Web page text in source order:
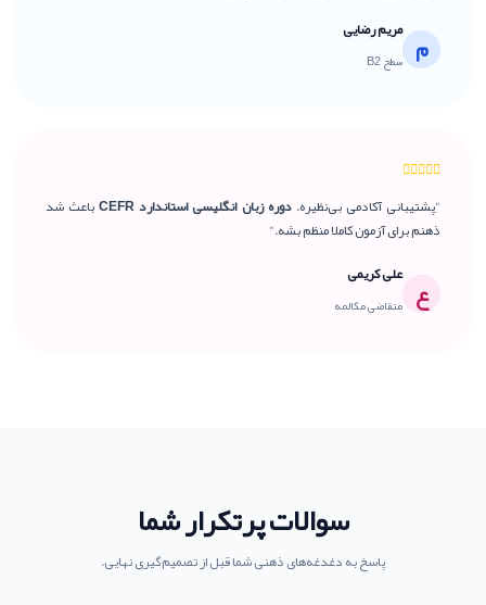
م مریم رضایی
سطح B2
"پشتیبانی آکادمی بی‌نظیره.دوره زبان انگلیسی استاندارد CEFR
باعث شد
ذهنم برای آزمون کاملا منظم بشه."
ع علی کریمی
متقاضی مکالمه
سوالات پرتکرار شما
پاسخ به دغدغه‌های ذهنی شما قبل از تصمیم‌گیری نهایی.